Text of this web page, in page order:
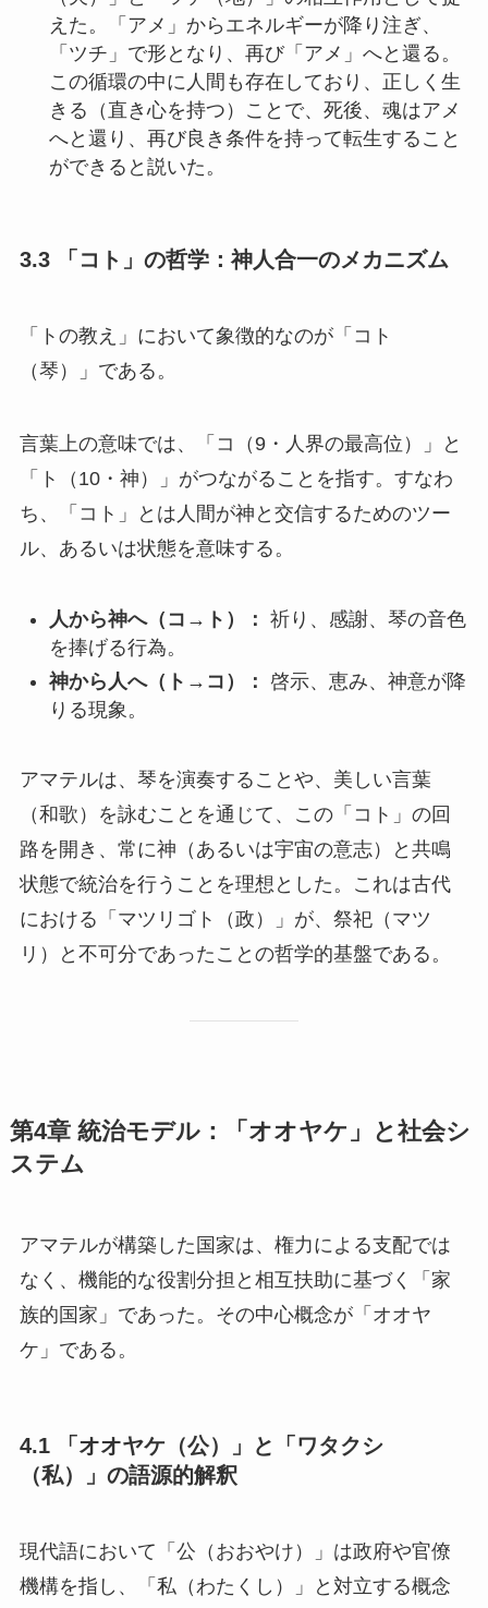
えた。「アメ」からエネルギーが降り注ぎ、
「ツチ」で形となり、再び「アメ」へと還る。
この循環の中に人間も存在しており、正しく生
きる（直き心を持つ）ことで、死後、魂はアメ
へと還り、再び良き条件を持って転生すること
ができると説いた。
3.3 「コト」の哲学：神人合一のメカニズム
「トの教え」において象徴的なのが「コト
（琴）」である。
言葉上の意味では、「コ（9・人界の最高位）」と
「ト（10・神）」がつながることを指す。すなわ
ち、「コト」とは人間が神と交信するためのツー
ル、あるいは状態を意味する。
人から神へ（コ→ト）： 祈り、感謝、琴の音色
を捧げる行為。
神から人へ（ト→コ）： 啓示、恵み、神意が降
りる現象。
アマテルは、琴を演奏することや、美しい言葉
（和歌）を詠むことを通じて、この「コト」の回
路を開き、常に神（あるいは宇宙の意志）と共鳴
状態で統治を行うことを理想とした。これは古代
における「マツリゴト（政）」が、祭祀（マツ
リ）と不可分であったことの哲学的基盤である。
第4章 統治モデル：「オオヤケ」と社会シ
ステム
アマテルが構築した国家は、権力による支配では
なく、機能的な役割分担と相互扶助に基づく「家
族的国家」であった。その中心概念が「オオヤ
ケ」である。
4.1 「オオヤケ（公）」と「ワタクシ
（私）」の語源的解釈
現代語において「公（おおやけ）」は政府や官僚
機構を指し、「私（わたくし）」と対立する概念